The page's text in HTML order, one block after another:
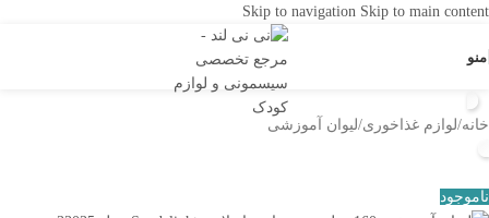
Skip to navigation Skip to main content
منو
خانه/لوازم غذاخوری/لیوان آموزشی
ناموجود